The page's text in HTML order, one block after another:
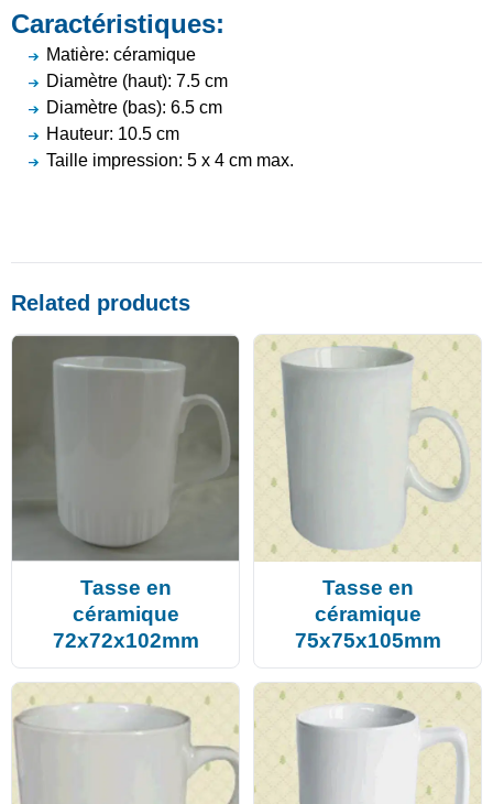
Caractéristiques:
Matière: céramique
Diamètre (haut): 7.5 cm
Diamètre (bas): 6.5 cm
Hauteur: 10.5 cm
Taille impression: 5 x 4 cm max.
Related products
Tasse en
céramique
72x72x102mm
Tasse en
céramique
75x75x105mm